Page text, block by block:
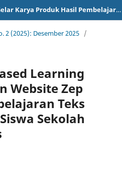
Seminar Nasional dan Gelar Karya Produk Hasil Pembelajaran
2 (2025): Desember 2025 /
Learning
Website Zep
Teks
Sekolah